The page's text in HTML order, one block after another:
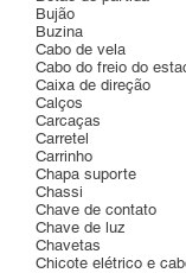
Bujão
Buzina
Cabo de vela
Cabo do freio do
Caixa de direção
Calços
Carcaças
Carretel
Carrinho
Chapa suporte
Chassi
Chave de contato
Chave de luz
Chavetas
Chicote elétrico e